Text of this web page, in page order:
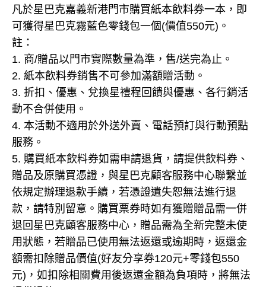
凡於星巴克嘉義新港門市購買紙本飲料券一本，即
可獲得星巴克霧藍色零錢包一個(價值550元)。
註：
1. 商/贈品以門市實際數量為準，售/送完為止。
2. 紙本飲料券銷售不可參加滿額贈活動。
3. 折扣、優惠、兌換星禮程回饋與優惠、各行銷活
動不合併使用。
4. 本活動不適用於外送外賣、電話預訂與行動預點
服務。
5. 購買紙本飲料券如需申請退貨，請提供飲料券、
贈品及原購買憑證，與星巴克顧客服務中心聯繫並
依規定辦理退款手續，若憑證遺失恕無法進行退
款，請特別留意。購買票券時如有獲贈贈品需一併
退回星巴克顧客服務中心，贈品需為全新完整未使
用狀態，若贈品已使用無法返還或逾期時，返還金
額需扣除贈品價值(好友分享券120元+零錢包550
元)，如扣除相關費用後返還金額為負項時，將無法